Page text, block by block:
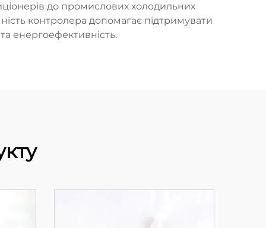
до промислових холодильних
контролера допомагає підтримувати
енергоефективність.